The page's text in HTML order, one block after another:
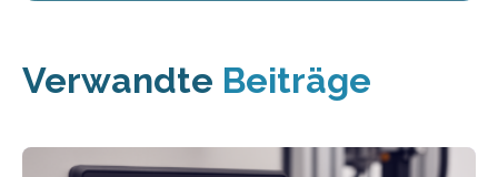
Verwandte Beiträge